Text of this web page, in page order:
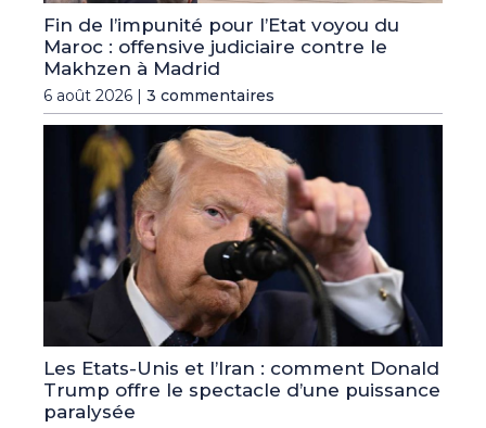
Fin de l’impunité pour l’Etat voyou du
Maroc : offensive judiciaire contre le
Makhzen à Madrid
6 août 2026 | 3 commentaires
Les Etats-Unis et l’Iran : comment Donald
Trump offre le spectacle d’une puissance
paralysée